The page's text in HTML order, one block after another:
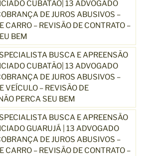
CUBATÃO| 13 ADVOGADO
DE JUROS ABUSIVOS –
CARRO – REVISÃO DE CONTRATO –
BEM
BUSCA E APREENSÃO
CUBATÃO| 13 ADVOGADO
DE JUROS ABUSIVOS –
VEÍCULO – REVISÃO DE
PERCA SEU BEM
BUSCA E APREENSÃO
GUARUJÁ | 13 ADVOGADO
DE JUROS ABUSIVOS –
CARRO – REVISÃO DE CONTRATO –